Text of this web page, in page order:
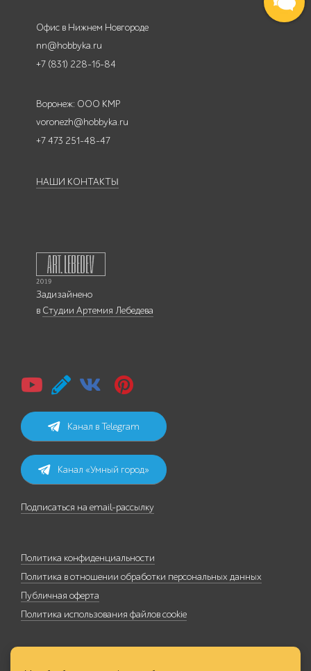
Офис в Нижнем Новгороде
nn@hobbyka.ru
+7 (831) 228-16-84
Воронеж: ООО КМР
voronezh@hobbyka.ru
+7 473 251-48-47
НАШИ КОНТАКТЫ
Задизайнено
в Студии Артемия Лебедева
Канал в Telegram
Канал «Умный город»
Подписаться на email-рассылку
Политика конфиденциальности
Политика в отношении обработки персональных данных
Публичная оферта
Политика использования файлов cookie